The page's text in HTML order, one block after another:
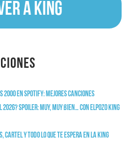
a KING
2000 en Spotify: mejores canciones
Spoiler: muy, muy bien… con ElPozo King
cartel y todo lo que te espera en la King